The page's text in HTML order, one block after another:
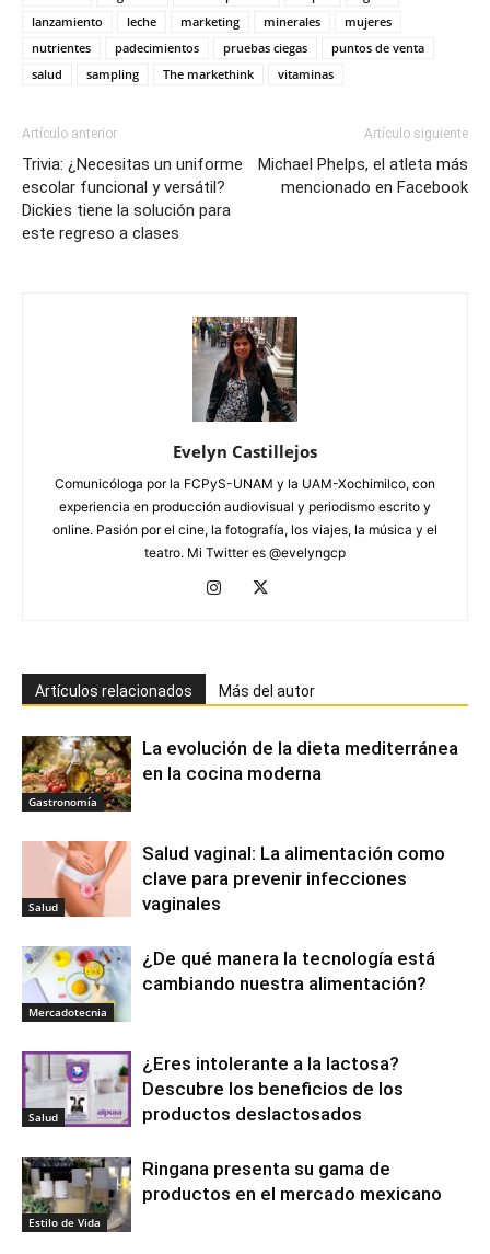
lanzamiento
leche marketing minerales
mujeres
nutrientes
padecimientos pruebas ciegas
puntos de venta
salud
sampling The markethink vitaminas
Artículo anterior
Trivia: ¿Necesitas un uniforme
escolar funcional y versátil?
Dickies tiene la solución para
este regreso a clases
Artículo siguiente
Michael Phelps, el atleta más
mencionado en Facebook
Evelyn Castillejos
Comunicóloga por la FCPyS-UNAM y la UAM-Xochimilco, con
experiencia en producción audiovisual y periodismo escrito y
online. Pasión por el cine, la fotografía, los viajes, la música y el
teatro. Mi Twitter es @evelyngcp
Artículos relacionados Más del autor
Gastronomía
La evolución de la dieta mediterránea
en la cocina moderna
Salud
Salud vaginal: La alimentación como
clave para prevenir infecciones
vaginales
Mercadotecnia
¿De qué manera la tecnología está
cambiando nuestra alimentación?
Salud
¿Eres intolerante a la lactosa?
Descubre los beneficios de los
productos deslactosados
Estilo de Vida
Ringana presenta su gama de
productos en el mercado mexicano